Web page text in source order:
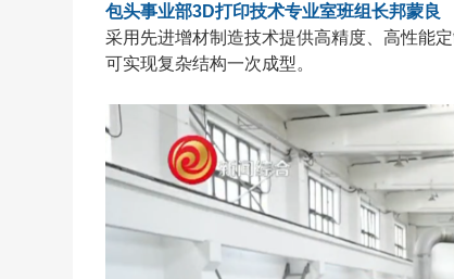
包头事业部3D打印技术专业室班组长邦蒙良
采用先进增材制造技术提供高精度、高性能
可实现复杂结构一次成型。